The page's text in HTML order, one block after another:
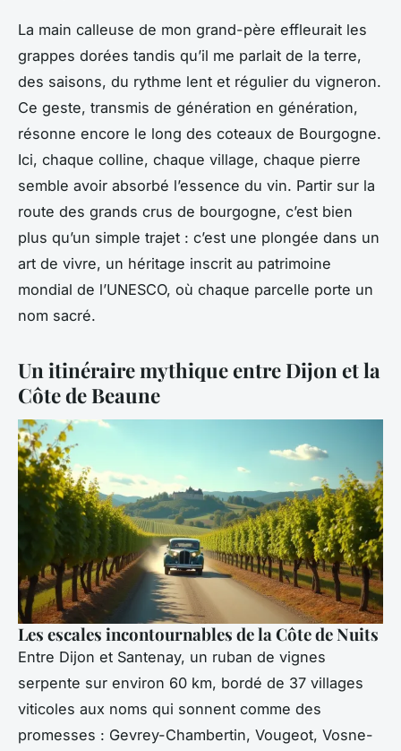
La main calleuse de mon grand-père effleurait les
grappes dorées tandis qu’il me parlait de la terre,
des saisons, du rythme lent et régulier du vigneron.
Ce geste, transmis de génération en génération,
résonne encore le long des coteaux de Bourgogne.
Ici, chaque colline, chaque village, chaque pierre
semble avoir absorbé l’essence du vin. Partir sur la
route des grands crus de bourgogne, c’est bien
plus qu’un simple trajet : c’est une plongée dans un
art de vivre, un héritage inscrit au patrimoine
mondial de l’UNESCO, où chaque parcelle porte un
nom sacré.
Un itinéraire mythique entre Dijon et la
Côte de Beaune
Les escales incontournables de la Côte de Nuits
Entre Dijon et Santenay, un ruban de vignes
serpente sur environ 60 km, bordé de 37 villages
viticoles aux noms qui sonnent comme des
promesses : Gevrey-Chambertin, Vougeot, Vosne-